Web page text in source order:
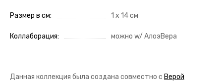
Размер в см 1 x 14 см
Коллаборация можно w/ АлоэВера
Данная коллекция была создана совместно с Верой